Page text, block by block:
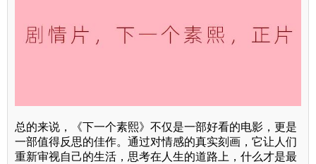
总的来说，《下一个素熙》不仅是一部好看的电影，更是
一部值得反思的佳作。通过对情感的真实刻画，它让人们
重新审视自己的生活，思考在人生的道路上，什么才是最